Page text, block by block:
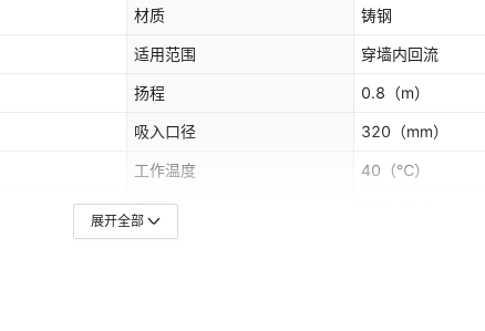
材质 铸钢
适用范围 穿墙内回流
扬程 0.8 （m）
吸入口径 320 （mm）
工作温度 40 （℃）
重量
展开全部